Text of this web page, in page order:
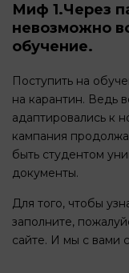
Миф 1.Через
невозможно
обучение.
Поступить на
на карантин. Ведь
адаптировались к
кампания
быть студентом
документы.
Для того, чтобы
заполните,
сайте. И мы с вами